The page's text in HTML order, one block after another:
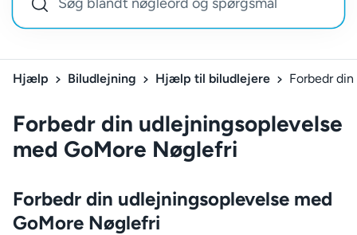
Hjælp Biludlejning Hjælp til biludlejere Forbedr
Forbedr din udlejningsoplevelse
med GoMore Nøglefri
Forbedr din udlejningsoplevelse med
GoMore Nøglefri